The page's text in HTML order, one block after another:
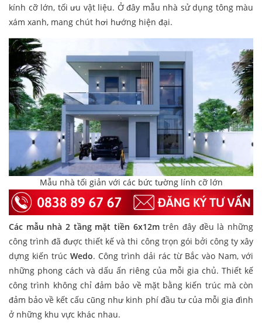
kính cỡ lớn, tối ưu vật liệu. Ở đây mẫu nhà sử dụng tông màu
xám xanh, mang chút hơi hướng hiện đại.
Mẫu nhà tối giản với các bức tường lính cỡ lớn
Các mẫu nhà 2 tầng mặt tiền 6x12mtrên đây đều là những
công trình đã được thiết kế và thi công trọn gói bởi công ty xây
dựng kiến trúc Wedo. Công trình dải rác từ Bắc vào Nam, với
những phong cách và dấu ấn riêng của mỗi gia chủ. Thiết kế
công trình không chỉ đảm bảo về mặt bằng kiến trúc mà còn
đảm bảo về kết cấu cũng như kinh phí đầu tư của mỗi gia đình
ở những khu vực khác nhau.